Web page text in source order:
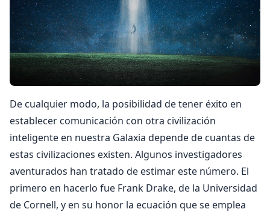
De cualquier modo, la posibilidad de tener éxito en
establecer comunicación con otra civilización
inteligente en nuestra Galaxia depende de cuantas de
estas civilizaciones existen. Algunos investigadores
aventurados han tratado de estimar este número. El
primero en hacerlo fue Frank Drake, de la Universidad
de Cornell, y en su honor la ecuación que se emplea